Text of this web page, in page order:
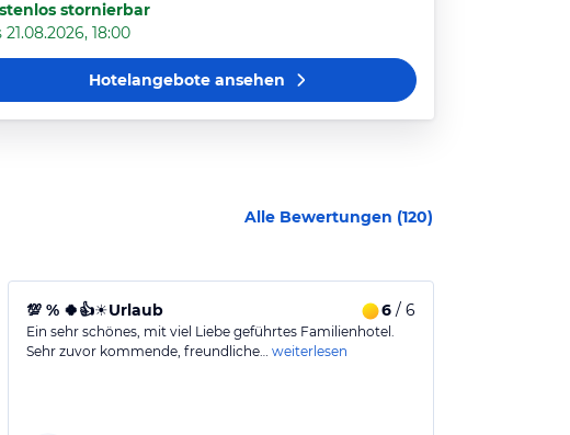
stornierbar
21.08.2026, 18:00
Hotelangeboteansehen
Alle Bewertungen (120)
💯 % 🍀👍☀️Urlaub 6/ 6
Ein sehr schönes, mit viel Liebe geführtes Familienhotel.
Sehr zuvor kommende, freundliche… weiterlesen